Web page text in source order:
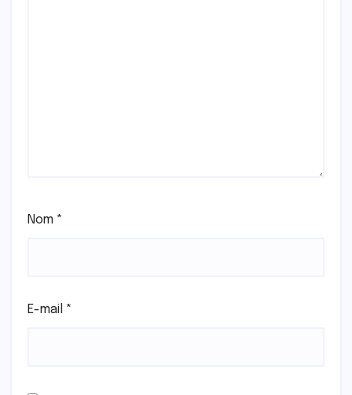
Nom *
E-mail *